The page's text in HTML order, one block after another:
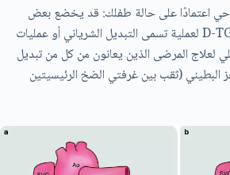
اعتمادًا على حالة طفلك: قد يخضع بعض
المرضى الذين يعانون من D-TGA لعملية تسمى التبديل الشرياني أو عمليات
لعلاج المرضى الذين يعانون من كل من تبديل
البطيني (ثقب بين غرفتي الضخ الرئيسيتين